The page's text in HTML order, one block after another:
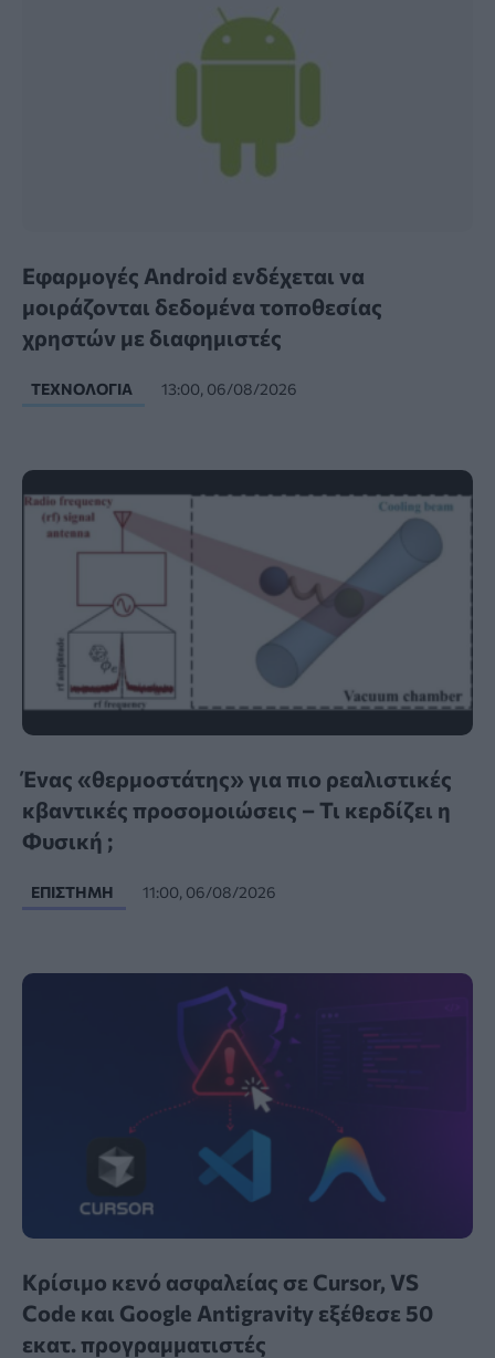
Εφαρμογές Android ενδέχεται να
μοιράζονται δεδομένα τοποθεσίας
χρηστών με διαφημιστές
ΤΕΧΝΟΛΟΓΊΑ 13:00, 06/08/2026
Ένας «θερμοστάτης» για πιο ρεαλιστικές
κβαντικές προσομοιώσεις – Τι κερδίζει η
Φυσική ;
ΕΠΙΣΤΉΜΗ 11:00, 06/08/2026
Κρίσιμο κενό ασφαλείας σε Cursor, VS
Code και Google Antigravity εξέθεσε 50
εκατ. προγραμματιστές